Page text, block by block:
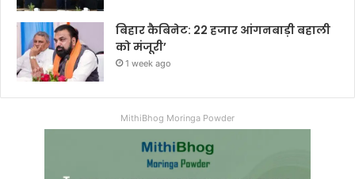
बिहार कैबिनेट: 22 हजार आंगनबाड़ी बहाली
को मंजूरी’
1 week ago
MithiBhog Moringa Powder